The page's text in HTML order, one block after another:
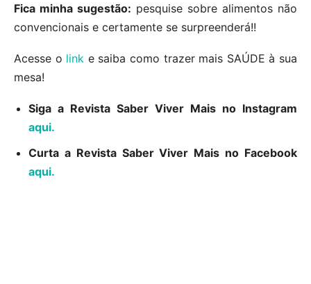
Fica minha sugestão: pesquise sobre alimentos não
convencionais e certamente se surpreenderá!!
Acesse o link e saiba como trazer mais SAÚDE à sua
mesa!
Siga a Revista Saber Viver Mais no Instagram
aqui.
Curta a Revista Saber Viver Mais no Facebook
aqui.